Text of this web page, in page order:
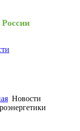
Новости